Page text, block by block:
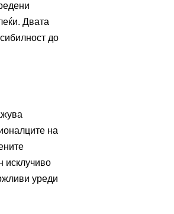
Двата
до
на
исклучиво
уреди